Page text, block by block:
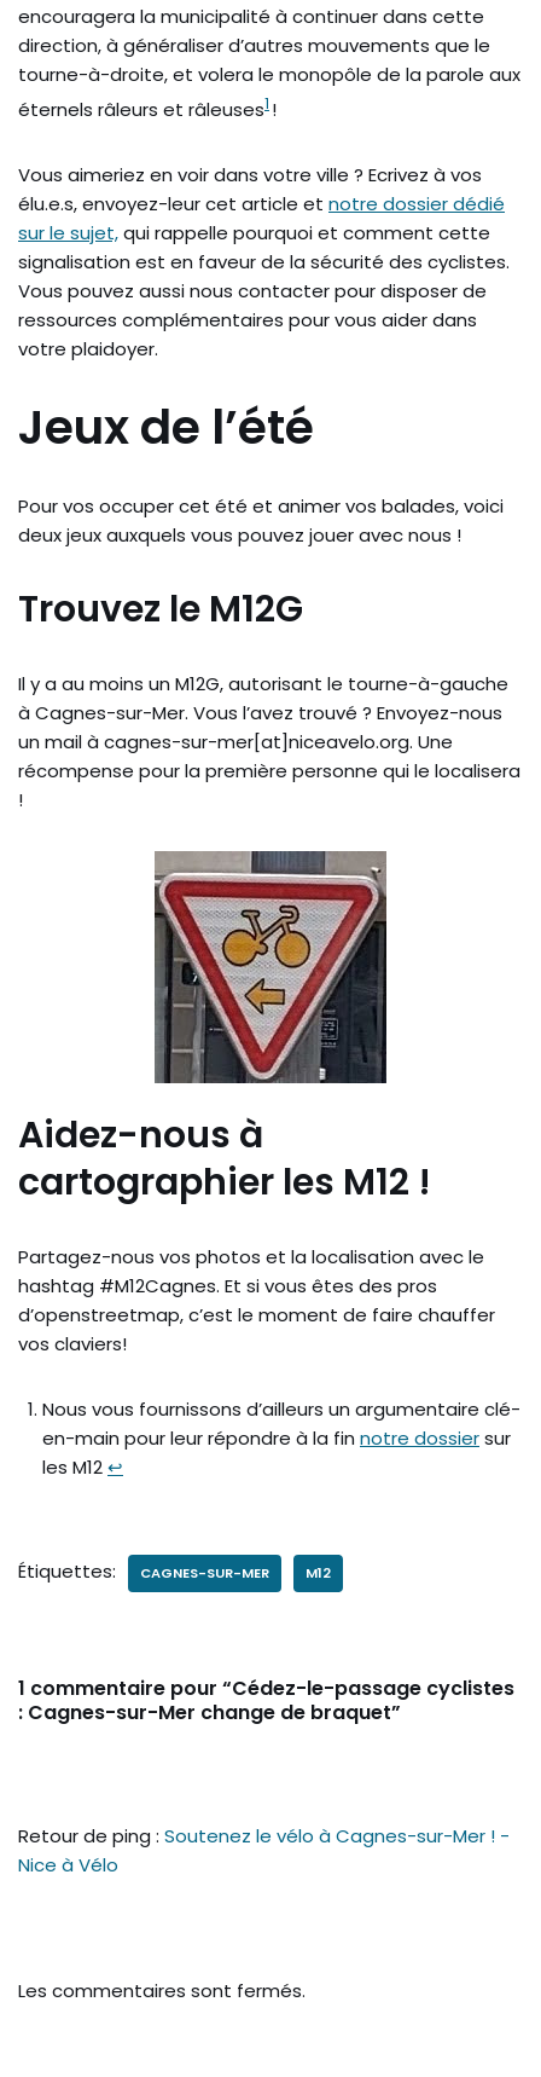
encouragera la municipalité à continuer dans cette
direction, à généraliser d’autres mouvements que le
tourne-à-droite, et volera le monopôle de la parole aux
éternels râleurs et râleuses1 !
Vous aimeriez en voir dans votre ville ? Ecrivez à vos
élu.e.s, envoyez-leur cet article et notre dossier dédié
sur le sujet,qui rappelle pourquoi et comment cette
signalisation est en faveur de la sécurité des cyclistes.
Vous pouvez aussi nous contacter pour disposer de
ressources complémentaires pour vous aider dans
votre plaidoyer.
Jeux de l’été
Pour vos occuper cet été et animer vos balades, voici
deux jeux auxquels vous pouvez jouer avec nous !
Trouvez le M12G
Il y a au moins un M12G, autorisant le tourne-à-gauche
à Cagnes-sur-Mer. Vous l’avez trouvé ? Envoyez-nous
un mail à cagnes-sur-mer[at]niceavelo.org. Une
récompense pour la première personne qui le localisera
!
Aidez-nous à
cartographier les M12 !
Partagez-nous vos photos et la localisation avec le
hashtag #M12Cagnes. Et si vous êtes des pros
d’openstreetmap, c’est le moment de faire chauffer
vos claviers!
Nous vous fournissons d’ailleurs un argumentaire clé-
en-main pour leur répondre à la fin notre dossiersur
les M12↩︎
Étiquettes: CAGNES-SUR-MER M12
1 commentaire pour “Cédez-le-passage cyclistes
: Cagnes-sur-Mer change de braquet”
Retour de ping : Soutenez le vélo à Cagnes-sur-Mer ! -
Nice à Vélo
Les commentaires sont fermés.